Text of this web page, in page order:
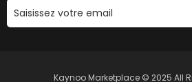
Kaynoo Marketplace © 2025 All